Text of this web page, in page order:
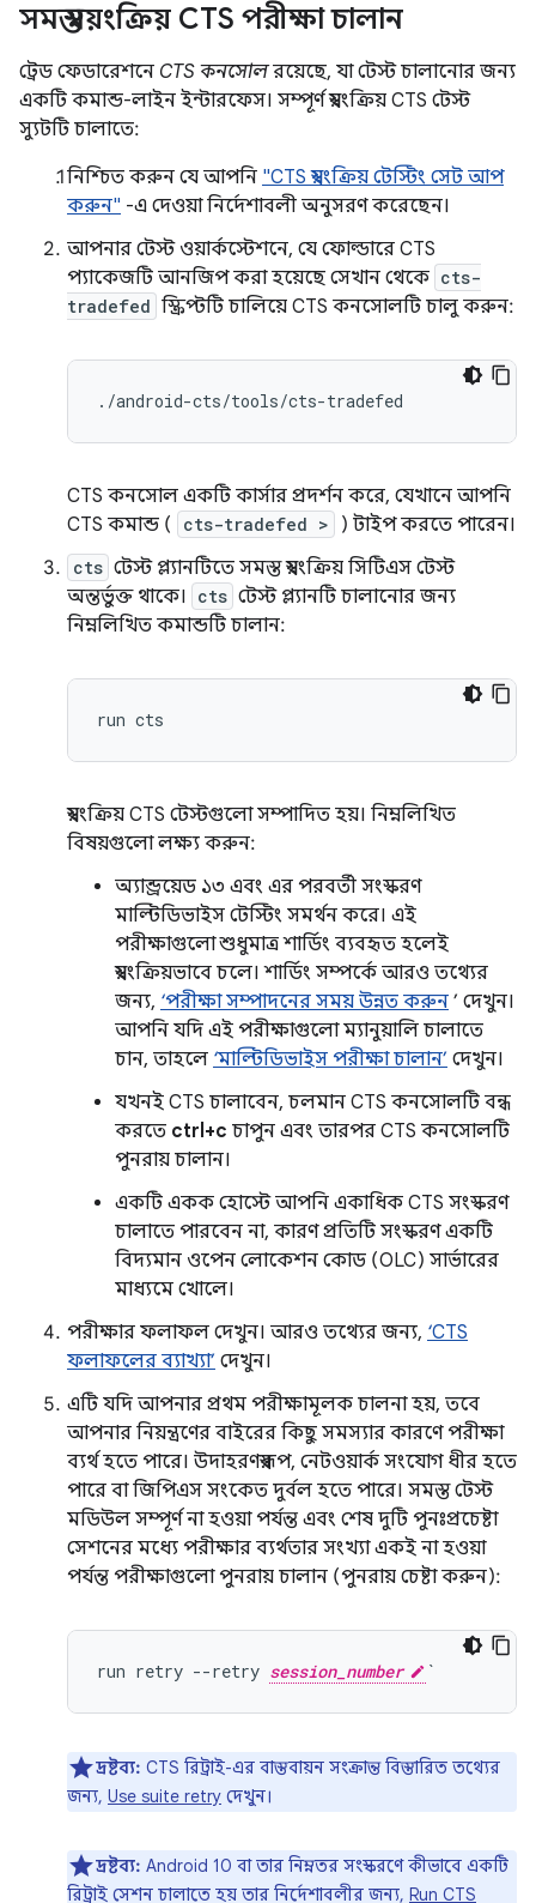
সমস্ত স্বয়ংক্রিয় CTS পরীক্ষা চালান
ট্রেড ফেডারেশনে CTS কনসোলরয়েছে, যা টেস্ট চালানোর জন্য
একটি কমান্ড-লাইন ইন্টারফেস। সম্পূর্ণ স্বয়ংক্রিয় CTS টেস্ট
স্যুটটি চালাতে:
নিশ্চিত করুন যে আপনি "CTS স্বয়ংক্রিয় টেস্টিং সেট আপ
করুন" -এ দেওয়া নির্দেশাবলী অনুসরণ করেছেন।
আপনার টেস্ট ওয়ার্কস্টেশনে, যে ফোল্ডারে CTS
প্যাকেজটি আনজিপ করা হয়েছে সেখান থেকে cts-
tradefed স্ক্রিপ্টটি চালিয়ে CTS কনসোলটি চালু করুন:
./android-cts/tools/cts-tradefed
CTS কনসোল একটি কার্সার প্রদর্শন করে, যেখানে আপনি
CTS কমান্ড (
cts-tradefed > ) টাইপ করতে পারেন।
cts টেস্ট প্ল্যানটিতে সমস্ত স্বয়ংক্রিয় সিটিএস টেস্ট
অন্তর্ভুক্ত থাকে।
cts টেস্ট প্ল্যানটি চালানোর জন্য
নিম্নলিখিত কমান্ডটি চালান:
স্বয়ংক্রিয় CTS টেস্টগুলো সম্পাদিত হয়। নিম্নলিখিত
বিষয়গুলো লক্ষ্য করুন:
অ্যান্ড্রয়েড ১৩ এবং এর পরবর্তী সংস্করণ
মাল্টিডিভাইস টেস্টিং সমর্থন করে। এই
পরীক্ষাগুলো শুধুমাত্র শার্ডিং ব্যবহৃত হলেই
স্বয়ংক্রিয়ভাবে চলে। শার্ডিং সম্পর্কে আরও তথ্যের
জন্য, ‘পরীক্ষা সম্পাদনের সময় উন্নত করুন ’ দেখুন।
আপনি যদি এই পরীক্ষাগুলো ম্যানুয়ালি চালাতে
চান, তাহলে ‘মাল্টিডিভাইস পরীক্ষা চালান’ দেখুন।
যখনই CTS চালাবেন, চলমান CTS কনসোলটি বন্ধ
করতে ctrl+c চাপুন এবং তারপর CTS কনসোলটি
পুনরায় চালান।
একটি একক হোস্টে আপনি একাধিক CTS সংস্করণ
চালাতে পারবেন না, কারণ প্রতিটি সংস্করণ একটি
বিদ্যমান ওপেন লোকেশন কোড (OLC) সার্ভারের
মাধ্যমে খোলে।
পরীক্ষার ফলাফল দেখুন। আরও তথ্যের জন্য, ‘CTS
ফলাফলের ব্যাখ্যা’ দেখুন।
এটি যদি আপনার প্রথম পরীক্ষামূলক চালনা হয়, তবে
আপনার নিয়ন্ত্রণের বাইরের কিছু সমস্যার কারণে পরীক্ষা
ব্যর্থ হতে পারে। উদাহরণস্বরূপ, নেটওয়ার্ক সংযোগ ধীর হতে
পারে বা জিপিএস সংকেত দুর্বল হতে পারে। সমস্ত টেস্ট
মডিউল সম্পূর্ণ না হওয়া পর্যন্ত এবং শেষ দুটি পুনঃপ্রচেষ্টা
সেশনের মধ্যে পরীক্ষার ব্যর্থতার সংখ্যা একই না হওয়া
পর্যন্ত পরীক্ষাগুলো পুনরায় চালান (পুনরায় চেষ্টা করুন):
run retry --retry session_number
দ্রষ্টব্য: CTS রিট্রাই-এর বাস্তবায়ন সংক্রান্ত বিস্তারিত তথ্যের
জন্য, Use suite retry দেখুন।
দ্রষ্টব্য: Android 10 বা তার নিম্নতর সংস্করণে কীভাবে একটি
রিট্রাই সেশন চালাতে হয় তার নির্দেশাবলীর জন্য, Run CTS